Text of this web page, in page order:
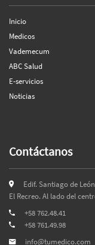
Inicio
Medicos
Vademecum
ABC Salud
E-servicios
Noticias
Contáctanos
Edif. Santiago de
El Recreo. Al lado del
+58 762.48.41
+58 761.49.98
info@tumedico.com